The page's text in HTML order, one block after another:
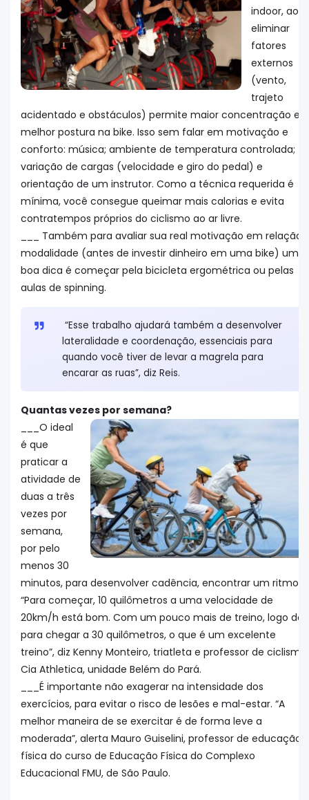
indoor, ao
eliminar
fatores
externos
(vento,
trajeto
acidentado e obstáculos) permite maior concentração e
melhor postura na bike. Isso sem falar em motivação e
conforto: música; ambiente de temperatura controlada;
variação de cargas (velocidade e giro do pedal) e
orientação de um instrutor. Como a técnica requerida é
mínima, você consegue queimar mais calorias e evita
contratempos próprios do ciclismo ao ar livre.
___ Também para avaliar sua real motivação em relação
modalidade (antes de investir dinheiro em uma bike) uma
boa dica é começar pela bicicleta ergométrica ou pelas
aulas de spinning.
“Esse trabalho ajudará também a desenvolver
lateralidade e coordenação, essenciais para
quando você tiver de levar a magrela para
encarar as ruas”, diz Reis.
Quantas vezes por semana?
___O ideal
é que
praticar a
atividade de
duas a três
vezes por
semana,
por pelo
menos 30
minutos, para desenvolver cadência, encontrar um ritmo.
“Para começar, 10 quilômetros a uma velocidade de
20km/h está bom. Com um pouco mais de treino, logo dá
para chegar a 30 quilômetros, o que é um excelente
treino”, diz Kenny Monteiro, triatleta e professor de ciclismo
Cia Athletica, unidade Belém do Pará.
___É importante não exagerar na intensidade dos
exercícios, para evitar o risco de lesões e mal-estar. “A
melhor maneira de se exercitar é de forma leve a
moderada”, alerta Mauro Guiselini, professor de educação
física do curso de Educação Física do Complexo
Educacional FMU, de São Paulo.